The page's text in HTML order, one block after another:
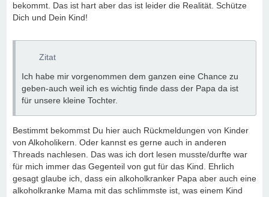
bekommt. Das ist hart aber das ist leider die Realität. Schütze
Dich und Dein Kind!
Zitat
Ich habe mir vorgenommen dem ganzen eine Chance zu
geben-auch weil ich es wichtig finde dass der Papa da ist
für unsere kleine Tochter.
Bestimmt bekommst Du hier auch Rückmeldungen von Kinder
von Alkoholikern. Oder kannst es gerne auch in anderen
Threads nachlesen. Das was ich dort lesen musste/durfte war
für mich immer das Gegenteil von gut für das Kind. Ehrlich
gesagt glaube ich, dass ein alkoholkranker Papa aber auch eine
alkoholkranke Mama mit das schlimmste ist, was einem Kind